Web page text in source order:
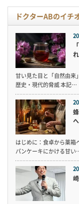
ドクターABのイチ
甘い見た目と「自然由来
歴史・現代的脅威 本記…
はじめに：食卓から薬箱
パンケーキにかける甘